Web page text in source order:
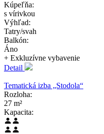
Kúpeľňa:
s vírivkou
Výhľad:
Tatry/svah
Balkón:
Áno
+ Exkluzívne vybavenie
Detail
Tematická izba „Stodola“
Rozloha:
27 m²
Kapacita: